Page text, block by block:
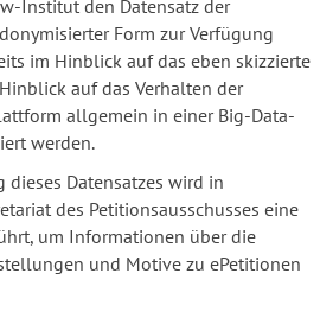
Institut den Datensatz der
Form zur Verfügung
im Hinblick auf das eben skizzierte
auf das Verhalten der
allgemein in einer Big-Data-
werden.
dieses Datensatzes wird in
des Petitionsausschusses eine
um Informationen über die
und Motive zu ePetitionen